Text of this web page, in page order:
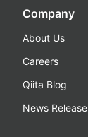
Company
About Us
Careers
Qiita Blog
News Release